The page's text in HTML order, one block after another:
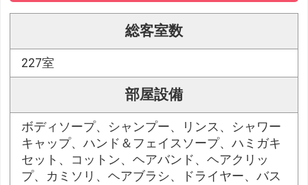
総客室数
227室
部屋設備
ボディソープ、シャンプー、リンス、シャワー
キャップ、ハンド＆フェイスソープ、ハミガキ
セット、コットン、ヘアバンド、ヘアクリッ
プ、カミソリ、ヘアブラシ、ドライヤー、バス